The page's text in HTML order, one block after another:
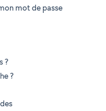
mot de passe
?
?